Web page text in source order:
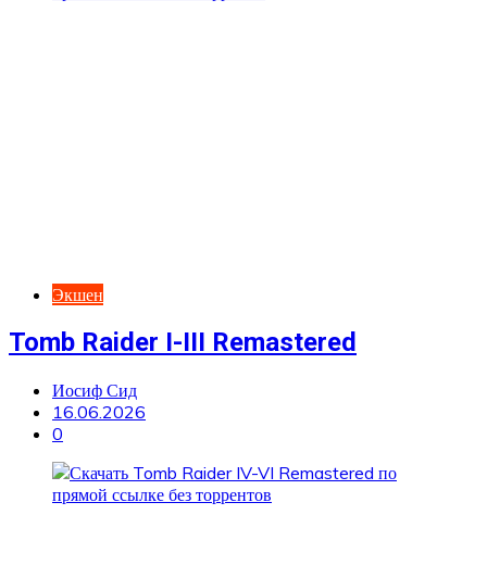
Экшен
Tomb Raider I-III Remastered
Иосиф Сид
16.06.2026
0